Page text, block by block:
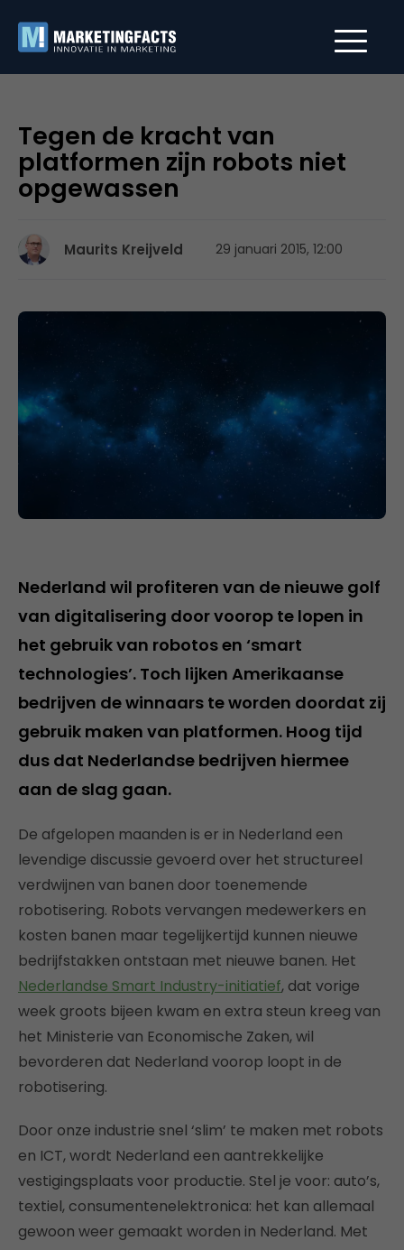
Tegen de kracht van
platformen zijn robots niet
opgewassen
Maurits Kreijveld 29 januari 2015, 12:00
Nederland wil profiteren van de nieuwe golf
van digitalisering door voorop te lopen in
het gebruik van robotos en ‘smart
technologies’. Toch lijken Amerikaanse
bedrijven de winnaars te worden doordat zij
gebruik maken van platformen. Hoog tijd
dus dat Nederlandse bedrijven hiermee
aan de slag gaan.
De afgelopen maanden is er in Nederland een
levendige discussie gevoerd over het structureel
verdwijnen van banen door toenemende
robotisering. Robots vervangen medewerkers en
kosten banen maar tegelijkertijd kunnen nieuwe
bedrijfstakken ontstaan met nieuwe banen. Het
Nederlandse Smart Industry-initiatief, dat vorige
week groots bijeen kwam en extra steun kreeg van
het Ministerie van Economische Zaken, wil
bevorderen dat Nederland voorop loopt in de
robotisering.
Door onze industrie snel ‘slim’ te maken met robots
en ICT, wordt Nederland een aantrekkelijke
vestigingsplaats voor productie. Stel je voor: auto’s,
textiel, consumentenelektronica: het kan allemaal
gewoon weer gemaakt worden in Nederland. Met